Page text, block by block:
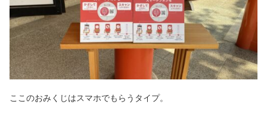
ここのおみくじはスマホでもらうタイプ。